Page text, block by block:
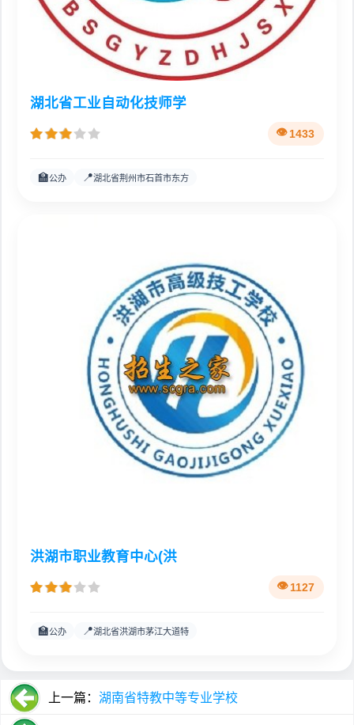
湖北省工业自动化技师学
1433
🏫公办 📍湖北省荆州市石首市东方
洪湖市职业教育中心(洪
1127
🏫公办 📍湖北省洪湖市茅江大道特
上一篇： 湖南省特教中等专业学校